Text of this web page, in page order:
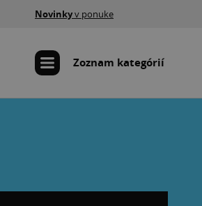
Novinkyv ponuke
Zoznam kategórií